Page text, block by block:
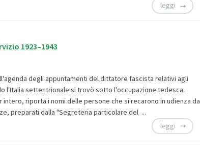
leggi
1923–1943
degli appuntamenti del dittatore fascista relativi agli
l'Italia settentrionale si trovò sotto l'occupazione tedesca.
intero, riporta i nomi delle persone che si recarono in udienza da
preparati dalla "Segreteria particolare del ...
leggi